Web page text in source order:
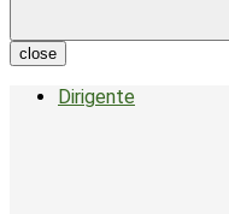
close
Dirigente